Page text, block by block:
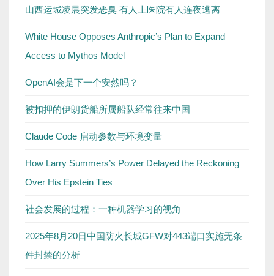
山西运城凌晨突发恶臭 有人上医院有人连夜逃离
White House Opposes Anthropic’s Plan to Expand
Access to Mythos Model
OpenAI会是下一个安然吗？
被扣押的伊朗货船所属船队经常往来中国
Claude Code 启动参数与环境变量
How Larry Summers’s Power Delayed the Reckoning
Over His Epstein Ties
社会发展的过程：一种机器学习的视角
2025年8月20日中国防火长城GFW对443端口实施无条
件封禁的分析